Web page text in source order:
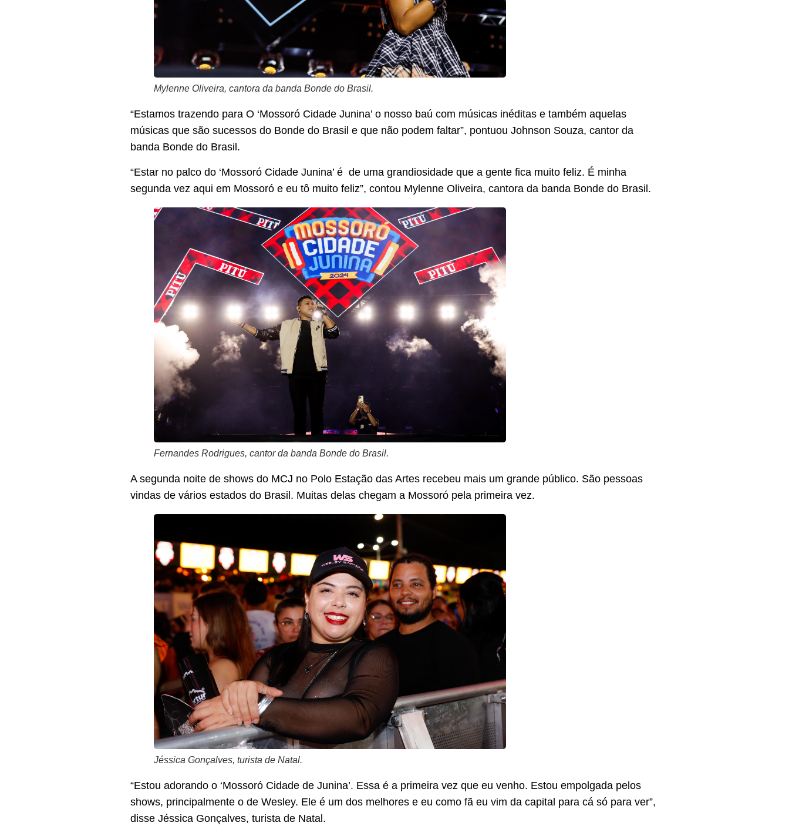
Mylenne Oliveira, cantora da banda Bonde do Brasil.
“Estamos trazendo para O ‘Mossoró Cidade Junina’ o nosso baú com músicas inéditas e também aquelas
músicas que são sucessos do Bonde do Brasil e que não podem faltar”, pontuou Johnson Souza, cantor da
banda Bonde do Brasil.
“Estar no palco do ‘Mossoró Cidade Junina’ é de uma grandiosidade que a gente fica muito feliz. É minha
segunda vez aqui em Mossoró e eu tô muito feliz”, contou Mylenne Oliveira, cantora da banda Bonde do Brasil.
Fernandes Rodrigues, cantor da banda Bonde do Brasil.
A segunda noite de shows do MCJ no Polo Estação das Artes recebeu mais um grande público. São pessoas
vindas de vários estados do Brasil. Muitas delas chegam a Mossoró pela primeira vez.
Jéssica Gonçalves, turista de Natal.
“Estou adorando o ‘Mossoró Cidade de Junina’. Essa é a primeira vez que eu venho. Estou empolgada pelos
shows, principalmente o de Wesley. Ele é um dos melhores e eu como fã eu vim da capital para cá só para ver”,
disse Jéssica Gonçalves, turista de Natal.